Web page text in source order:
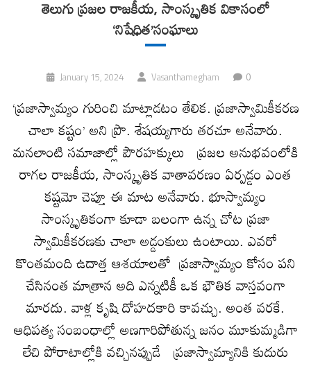
తెలుగు ప్రజల రాజకీయ, సాంస్కృతిక వికాసంలో
‘నిషేధిత’సంఘాలు
January 15, 2024 Vasanthamegham 0
‘ప్రజాస్వామ్యం గురించి మాట్లాడటం తేలిక. ప్రజాస్వామికీకరణ
చాలా కష్టం’ అని ప్రొ. శేషయ్యగారు తరచూ అనేవారు.
మనలాంటి సమాజాల్లో పౌరహక్కులు ప్రజల అనుభవంలోకి
రాగల రాజకీయ, సాంస్కృతిక వాతావరణం ఏర్పడ్డం ఎంత
కష్టమో చెప్తూ ఈ మాట అనేవారు. భూస్వామ్యం
సాంస్కృతికంగా కూడా బలంగా ఉన్న చోట ప్రజా
స్వామికీకరణకు చాలా అడ్డంకులు ఉంటాయి. ఎవరో
కొంతమంది ఉదాత్త ఆశయాలతో ప్రజాస్వామ్యం కోసం పని
చేసినంత మాత్రాన అది ఎన్నటికీ ఒక భౌతిక వాస్తవంగా
మారదు. వాళ్ల కృషి దోహదకారి కావచ్చు. అంత వరకే.
ఆధిపత్య సంబంధాల్లో అణగారిపోతున్న జనం మూకుమ్మడిగా
లేచి పోరాటాల్లోకి వచ్చినప్పుడే ప్రజాస్వామ్యానికి కుదురు